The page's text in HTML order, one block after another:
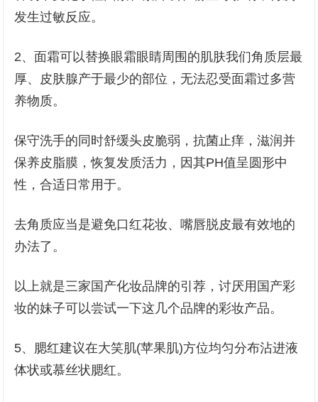
发生过敏反应。
2、面霜可以替换眼霜眼睛周围的肌肤我们角质层最
厚、皮肤腺产于最少的部位，无法忍受面霜过多营
养物质。
保守洗手的同时舒缓头皮脆弱，抗菌止痒，滋润并
保养皮脂膜，恢复发质活力，因其PH值呈圆形中
性，合适日常用于。
去角质应当是避免口红花妆、嘴唇脱皮最有效地的
办法了。
以上就是三家国产化妆品牌的引荐，讨厌用国产彩
妆的妹子可以尝试一下这几个品牌的彩妆产品。
5、腮红建议在大笑肌(苹果肌)方位均匀分布沾进液
体状或慕丝状腮红。